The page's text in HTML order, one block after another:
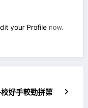
your Profile now.
好手較勁拼第